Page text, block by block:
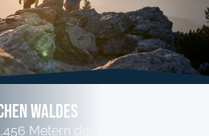
Waldes
Metern der höchste Berg